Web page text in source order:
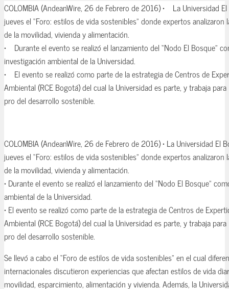
COLOMBIA (AndeanWire, 26 de Febrero de 2016) • La Universidad
jueves el “Foro: estilos de vida sostenibles” donde expertos
de la movilidad, vivienda y alimentación.
• Durante el evento se realizó el lanzamiento del “Nodo El Bosque”
investigación ambiental de la Universidad.
• El evento se realizó como parte de la estrategia de Centros de
Ambiental (RCE Bogotá) del cual la Universidad es parte, y trabaja
pro del desarrollo sostenible.
COLOMBIA (AndeanWire, 26 de Febrero de 2016) • La Universidad El
jueves el “Foro: estilos de vida sostenibles” donde expertos
de la movilidad, vivienda y alimentación.
• Durante el evento se realizó el lanzamiento del “Nodo El Bosque”
ambiental de la Universidad.
• El evento se realizó como parte de la estrategia de Centros de
Ambiental (RCE Bogotá) del cual la Universidad es parte, y trabaja
pro del desarrollo sostenible.
Se llevó a cabo el “Foro de estilos de vida sostenibles” en el cual
internacionales discutieron experiencias que afectan estilos de vida
movilidad, esparcimiento, alimentación y vivienda. Además, la